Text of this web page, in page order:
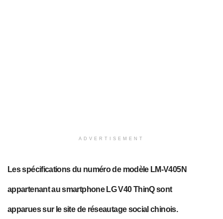
ADVERTISEMENT
Les spécifications du numéro de modèle LM-V405N
appartenant au smartphone LG V40 ThinQ sont
apparues sur le site de réseautage social chinois.